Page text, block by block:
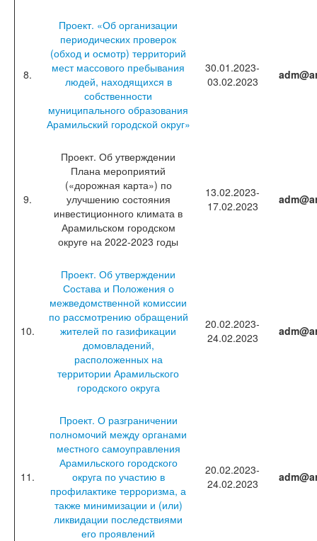
8.
Проект. «Об организации
периодических проверок
(обход и осмотр) территорий
мест массового пребывания
людей, находящихся в
собственности
муниципального образования
Арамильский городской округ»
30.01.2023-
03.02.2023
9.
Проект. Об утверждении
Плана мероприятий
(«дорожная карта») по
улучшению состояния
инвестиционного климата в
Арамильском городском
округе на 2022-2023 годы
13.02.2023-
17.02.2023
10.
Проект. Об утверждении
Состава и Положения о
межведомственной комиссии
по рассмотрению обращений
жителей по газификации
домовладений,
расположенных на
территории Арамильского
городского округа
20.02.2023-
24.02.2023
11.
Проект. О разграничении
полномочий между органами
местного самоуправления
Арамильского городского
округа по участию в
профилактике терроризма, а
также минимизации и (или)
ликвидации последствиями
его проявлений
20.02.2023-
24.02.2023